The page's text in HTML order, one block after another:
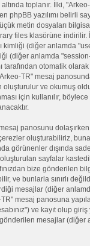
toplanır. İlki,
phpBB yazılımı belirli
metin dosyaları
files klasörüne
kimliği (diğer anlamda
(diğer anlamda
tarafından otomatik olarak
TR" mesaj
oluşturulur ve okumuş
için kullanılır, böylece
panosunu
çerezler oluşturabiliriz,
görünenler dışında
oluşturulan sayfalar
bize gönderilen
ve bunlarla sınırlı
mesajlar (diğer
mesaj panosuna
ve kayıt olup giriş
gönderilen mesajlar (diğer